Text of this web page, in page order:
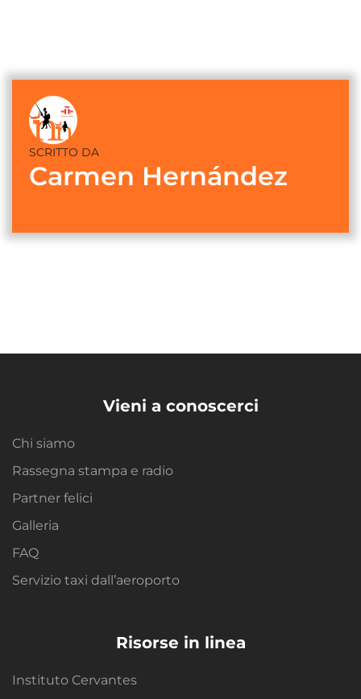
SCRITTO DA
Carmen Hernández
Vieni a conoscerci
Chi siamo
Rassegna stampa e radio
Partner felici
Galleria
FAQ
Servizio taxi dall’aeroporto
Risorse in linea
Instituto Cervantes